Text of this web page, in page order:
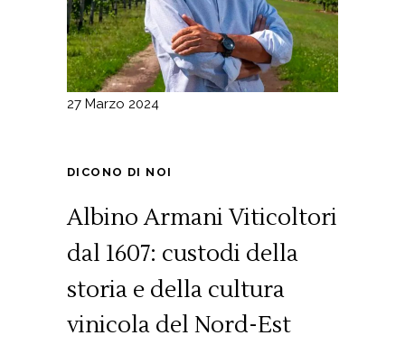
27 Marzo 2024
DICONO DI NOI
Albino Armani Viticoltori
dal 1607: custodi della
storia e della cultura
vinicola del Nord-Est